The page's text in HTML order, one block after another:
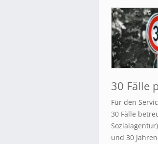
30 Fälle
Für den
30 Fälle
und 30